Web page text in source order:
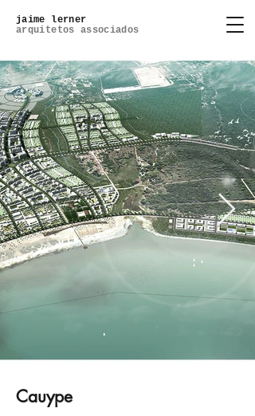
jaime lerner
arquitetos associados
Cauype